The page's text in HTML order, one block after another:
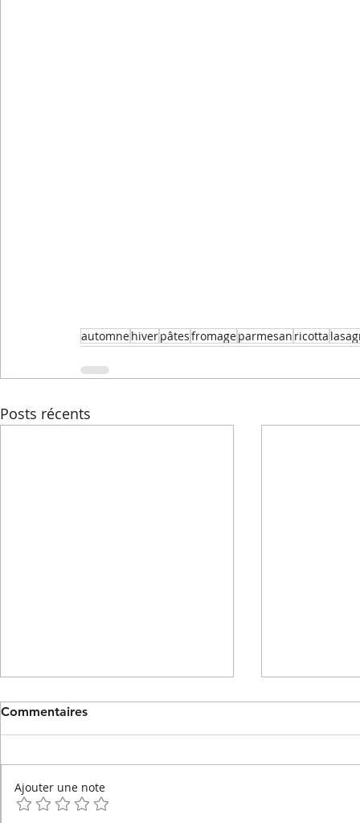
automnehiverpâtesfromageparmesan ricotta
Posts récents
Commentaires
Ajouter une note